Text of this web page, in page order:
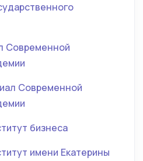
Современной
Современной
бизнеса
имени Екатерины